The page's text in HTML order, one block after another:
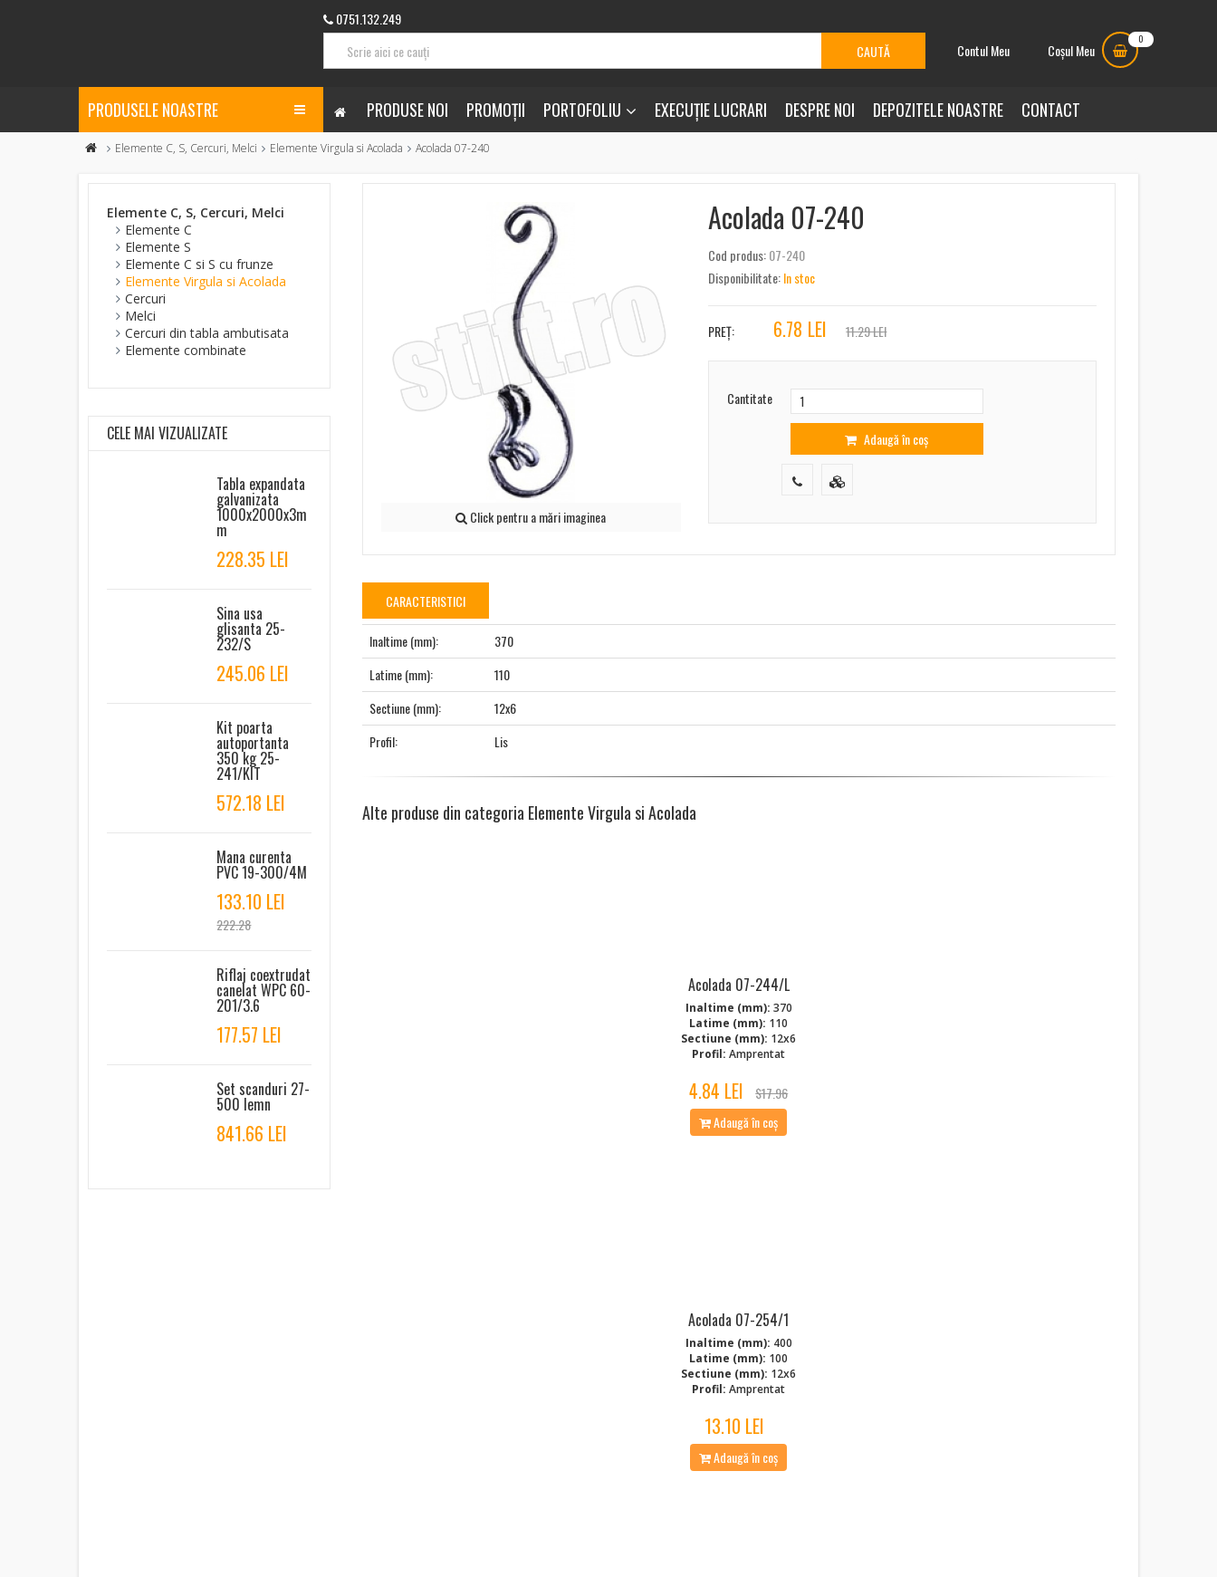
0751.132.249
Contul Meu
Coșul Meu
0
PRODUSELE NOASTRE PRODUSE NOI PROMOȚII PORTOFOLIU EXECUȚIE LUCRARI DESPRE NOI DEPOZITELE NOASTRE CONTACT
Elemente C, S, Cercuri, Melci Elemente Virgula si Acolada Acolada 07-240
Click pentru a mări imaginea
Acolada 07-240
Cod produs:07-240
Disponibilitate:In stoc
PREȚ: 6.78 LEI 11.29 LEI
Cantitate
Adaugă în coș
CARACTERISTICI
Inaltime (mm):
370
Latime (mm):
110
Sectiune (mm):
12x6
Profil:
Lis
Alte produse din categoria Elemente Virgula si Acolada
Acolada 07-244/L
Inaltime (mm): 370
Latime (mm): 110
Sectiune (mm): 12x6
Profil: Amprentat
4.84 LEI
$17.96
Adaugă în coș
Acolada 07-254/1
Inaltime (mm): 400
Latime (mm): 100
Sectiune (mm): 12x6
Profil: Amprentat
13.10 LEI
Adaugă în coș
Elemente C, S, Cercuri, Melci
Elemente C
Elemente S
Elemente C si S cu frunze
Elemente Virgula si Acolada
Cercuri
Melci
Cercuri din tabla ambutisata
Elemente combinate
CELE MAI VIZUALIZATE
Tabla expandata
galvanizata
1000x2000x3m
m
228.35 LEI
Sina usa
glisanta 25-
232/S
245.06 LEI
Kit poarta
autoportanta
350 kg 25-
241/KIT
572.18 LEI
Mana curenta
PVC 19-300/4M
133.10 LEI
222.28
Riflaj coextrudat
canelat WPC 60-
201/3.6
177.57 LEI
Set scanduri 27-
500 lemn
841.66 LEI